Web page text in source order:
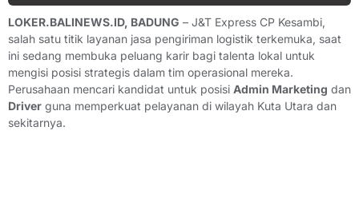
LOKER.BALINEWS.ID, BADUNG – J&T Express CP Kesambi,
salah satu titik layanan jasa pengiriman logistik terkemuka, saat
ini sedang membuka peluang karir bagi talenta lokal untuk
mengisi posisi strategis dalam tim operasional mereka.
Perusahaan mencari kandidat untuk posisi Admin Marketing dan
Driver guna memperkuat pelayanan di wilayah Kuta Utara dan
sekitarnya.